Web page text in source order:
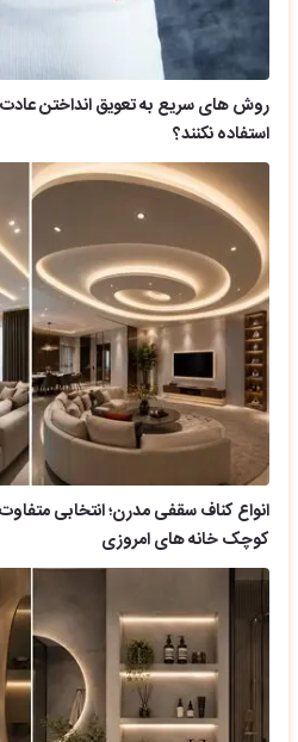
روش های سریع به تعویق انداختن عادت
استفاده نکنند؟
انواع کناف سقفی مدرن؛ انتخابی
کوچک خانه های امروزی